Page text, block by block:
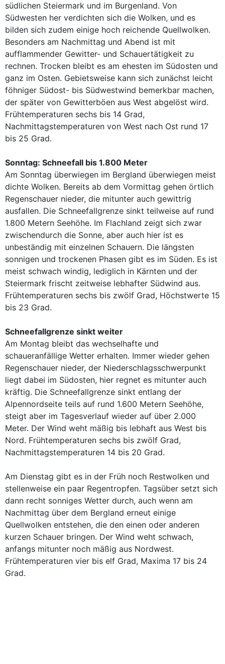
südlichen Steiermark und im Burgenland. Von
Südwesten her verdichten sich die Wolken, und es
bilden sich zudem einige hoch reichende Quellwolken.
Besonders am Nachmittag und Abend ist mit
aufflammender Gewitter- und Schauertätigkeit zu
rechnen. Trocken bleibt es am ehesten im Südosten und
ganz im Osten. Gebietsweise kann sich zunächst leicht
föhniger Südost- bis Südwestwind bemerkbar machen,
der später von Gewitterböen aus West abgelöst wird.
Frühtemperaturen sechs bis 14 Grad,
Nachmittagstemperaturen von West nach Ost rund 17
bis 25 Grad.
Sonntag: Schneefall bis 1.800 Meter
Am Sonntag überwiegen im Bergland überwiegen meist
dichte Wolken. Bereits ab dem Vormittag gehen örtlich
Regenschauer nieder, die mitunter auch gewittrig
ausfallen. Die Schneefallgrenze sinkt teilweise auf rund
1.800 Metern Seehöhe. Im Flachland zeigt sich zwar
zwischendurch die Sonne, aber auch hier ist es
unbeständig mit einzelnen Schauern. Die längsten
sonnigen und trockenen Phasen gibt es im Süden. Es ist
meist schwach windig, lediglich in Kärnten und der
Steiermark frischt zeitweise lebhafter Südwind aus.
Frühtemperaturen sechs bis zwölf Grad, Höchstwerte 15
bis 23 Grad.
Schneefallgrenze sinkt weiter
Am Montag bleibt das wechselhafte und
schaueranfällige Wetter erhalten. Immer wieder gehen
Regenschauer nieder, der Niederschlagsschwerpunkt
liegt dabei im Südosten, hier regnet es mitunter auch
kräftig. Die Schneefallgrenze sinkt entlang der
Alpennordseite teils auf rund 1.600 Metern Seehöhe,
steigt aber im Tagesverlauf wieder auf über 2.000
Meter. Der Wind weht mäßig bis lebhaft aus West bis
Nord. Frühtemperaturen sechs bis zwölf Grad,
Nachmittagstemperaturen 14 bis 20 Grad.
Am Dienstag gibt es in der Früh noch Restwolken und
stellenweise ein paar Regentropfen. Tagsüber setzt sich
dann recht sonniges Wetter durch, auch wenn am
Nachmittag über dem Bergland erneut einige
Quellwolken entstehen, die den einen oder anderen
kurzen Schauer bringen. Der Wind weht schwach,
anfangs mitunter noch mäßig aus Nordwest.
Frühtemperaturen vier bis elf Grad, Maxima 17 bis 24
Grad.